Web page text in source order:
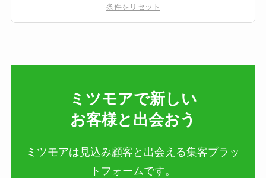
条件をリセット
ミツモアで新しい​
お客様と出会おう
ミツモアは見込み顧客と出会える集客プラッ
トフォームです。